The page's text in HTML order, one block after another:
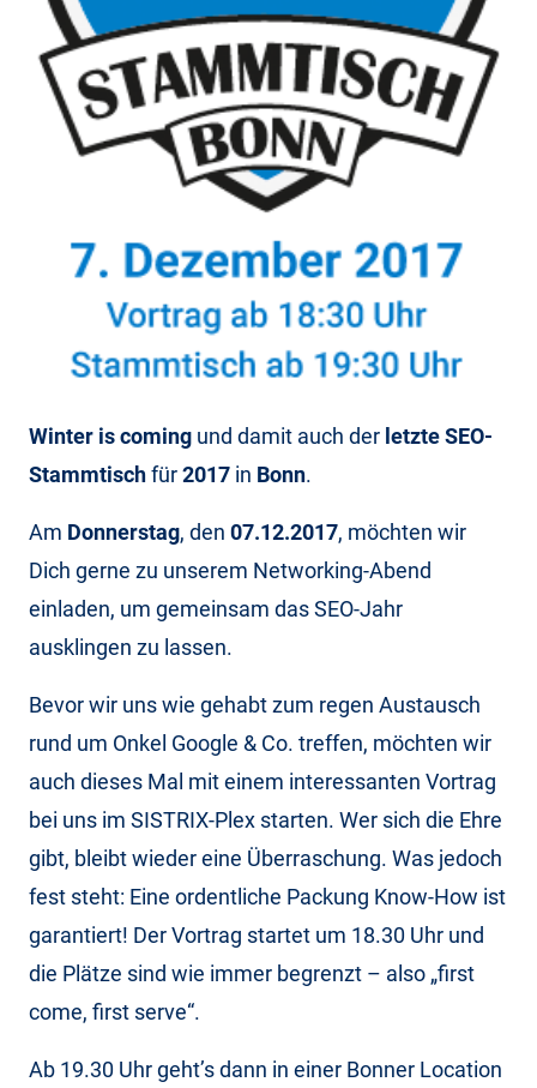
Winter is coming und damit auch der letzte SEO-
Stammtischfür2017 in Bonn.
Am Donnerstag, den 07.12.2017, möchten wir
Dich gerne zu unserem Networking-Abend
einladen, um gemeinsam das SEO-Jahr
ausklingen zu lassen.
Bevor wir uns wie gehabt zum regen Austausch
rund um Onkel Google & Co. treffen, möchten wir
auch dieses Mal mit einem interessanten Vortrag
bei uns im SISTRIX-Plex starten. Wer sich die Ehre
gibt, bleibt wieder eine Überraschung. Was jedoch
fest steht: Eine ordentliche Packung Know-How ist
garantiert! Der Vortrag startet um 18.30 Uhr und
die Plätze sind wie immer begrenzt – also „first
come, first serve“.
Ab 19.30 Uhr geht’s dann in einer Bonner Location